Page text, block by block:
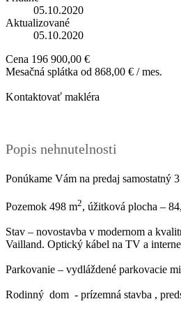
05.10.2020
Aktualizované
05.10.2020
Cena 196 900,00 €
Mesačná splátka od 868,00 € / mes.
Kontaktovať makléra
Popis nehnutelnosti
Ponúkame Vám na predaj samostatný
Pozemok 498 m2, úžitková plocha –
Stav – novostavba v modernom a
Vailland. Optický kábel na TV a
Parkovanie – vydláždené parkovacie
Rodinný dom - prízemná stavba ,